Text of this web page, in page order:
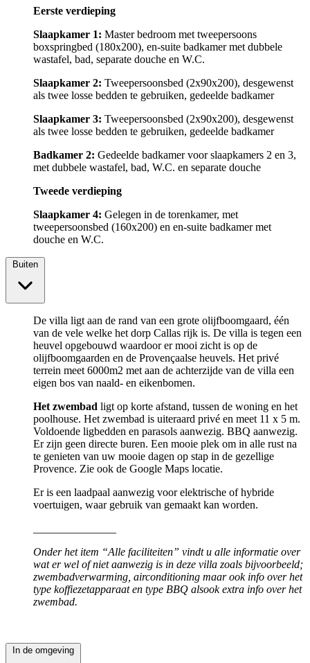
Eerste verdieping
Slaapkamer 1: Master bedroom met tweepersoons
boxspringbed (180x200), en-suite badkamer met dubbele
wastafel, bad, separate douche en W.C.
Slaapkamer 2: Tweepersoonsbed (2x90x200), desgewenst
als twee losse bedden te gebruiken, gedeelde badkamer
Slaapkamer 3: Tweepersoonsbed (2x90x200), desgewenst
als twee losse bedden te gebruiken, gedeelde badkamer
Badkamer 2: Gedeelde badkamer voor slaapkamers 2 en 3,
met dubbele wastafel, bad, W.C. en separate douche
Tweede verdieping
Slaapkamer 4: Gelegen in de torenkamer, met
tweepersoonsbed (160x200) en en-suite badkamer met
douche en W.C.
De villa ligt aan de rand van een grote olijfboomgaard, één
van de vele welke het dorp Callas rijk is. De villa is tegen een
heuvel opgebouwd waardoor er mooi zicht is op de
olijfboomgaarden en de Provençaalse heuvels. Het privé
terrein meet 6000m2 met aan de achterzijde van de villa een
eigen bos van naald- en eikenbomen.
Het zwembad ligt op korte afstand, tussen de woning en het
poolhouse. Het zwembad is uiteraard privé en meet 11 x 5 m.
Voldoende ligbedden en parasols aanwezig. BBQ aanwezig.
Er zijn geen directe buren. Een mooie plek om in alle rust na
te genieten van uw mooie dagen op stap in de gezellige
Provence. Zie ook de Google Maps locatie.
Er is een laadpaal aanwezig voor elektrische of hybride
voertuigen, waar gebruik van gemaakt kan worden.
Onder het item “Alle faciliteiten” vindt u alle informatie over
wat er wel of niet aanwezig is in deze villa zoals bijvoorbeeld;
zwembadverwarming, airconditioning maar ook info over het
type koffiezetapparaat en type BBQ alsook extra info over het
zwembad.